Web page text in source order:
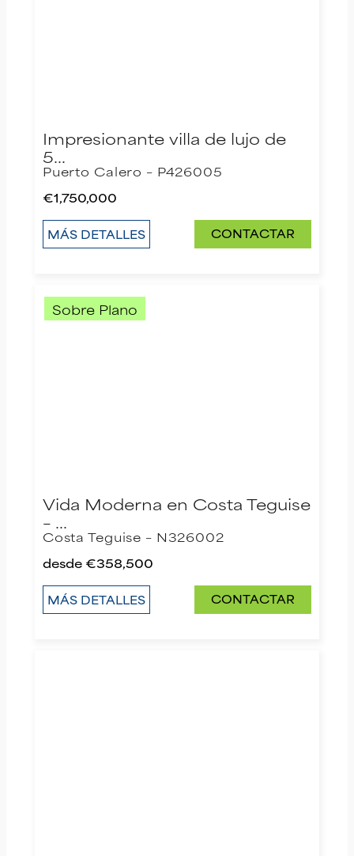
Impresionante villa de lujo de
5…
Puerto Calero – P426005
€1,750,000
MÁS DETALLES CONTACTAR
Sobre Plano
Vida Moderna en Costa Teguise
– …
Costa Teguise – N326002
desde€358,500
MÁS DETALLES CONTACTAR